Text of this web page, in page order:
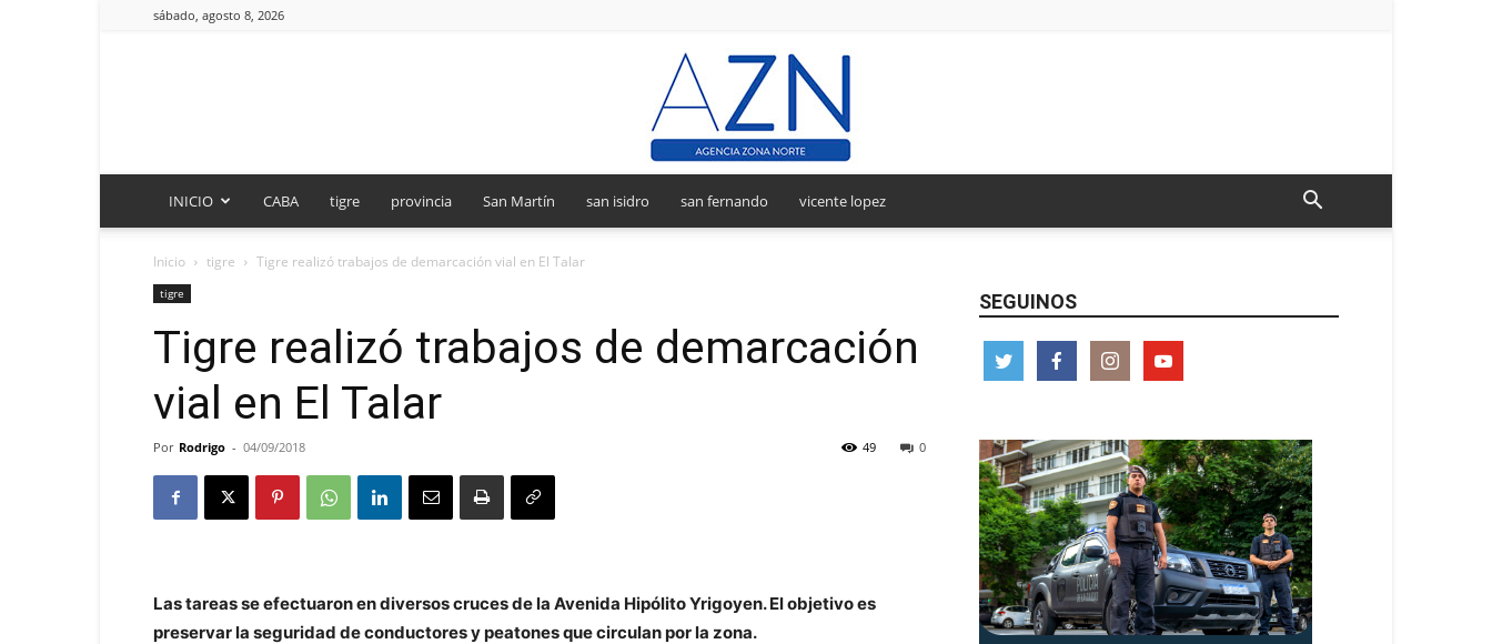
sábado, agosto 8, 2026
INICIO CABA tigre provincia San Martín san isidro san fernando vicente lopez
Inicio tigre Tigre realizó trabajos de demarcación vial en El Talar
tigre
Tigre realizó trabajos de demarcación
vial en El Talar
Por Rodrigo - 04/09/2018 0
49
Las tareas se efectuaron en diversos cruces de la Avenida Hipólito Yrigoyen. El objetivo es
preservar la seguridad de conductores y peatones que circulan por la zona.
SEGUINOS